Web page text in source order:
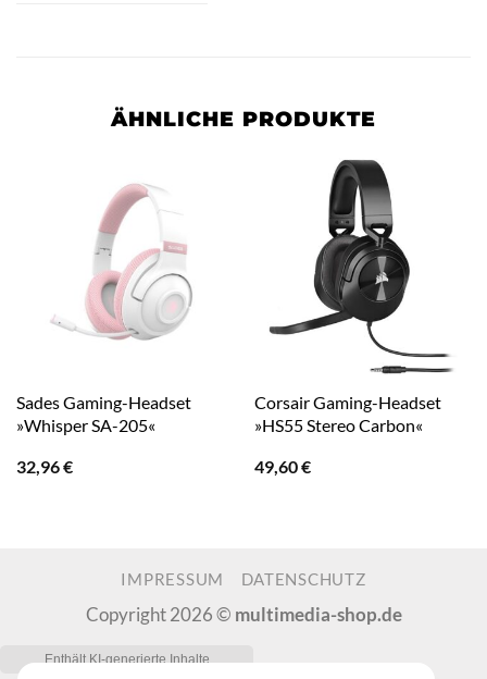
ÄHNLICHE PRODUKTE
Sades Gaming-Headset
»Whisper SA-205«
32,96€
Corsair Gaming-Headset
»HS55 Stereo Carbon«
49,60€
IMPRESSUM DATENSCHUTZ
Copyright 2026 © multimedia-shop.de